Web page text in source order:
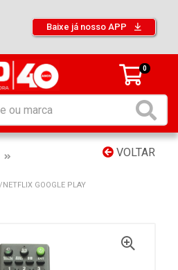
Baixe já nosso APP
0
VOLTAR
GOOGLE PLAY